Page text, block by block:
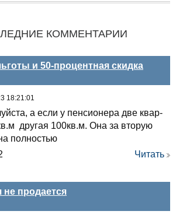
КОММЕНТАРИИ
и 50-процентная скидка
18:21:01
а ес­ли у пен­си­оне­ра две квар­
дру­гая 100кв.м. Она за вто­рую
пол­ностью
Читать
не продается